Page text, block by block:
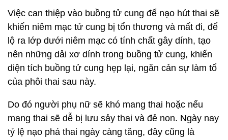
Việc can thiệp vào buồng tử cung để nạo hút thai sẽ
khiến niêm mạc tử cung bị tổn thương và mất đi, để
lộ ra lớp dưới niêm mạc có tính chất gây dính, tạo
nên những dải xơ dính trong buồng tử cung, khiến
diện tích buồng tử cung hẹp lại, ngăn cản sự làm tổ
của phôi thai sau này.
Do đó người phụ nữ sẽ khó mang thai hoặc nếu
mang thai sẽ dễ bị lưu sảy thai và đẻ non. Ngày nay
tỷ lệ nạo phá thai ngày càng tăng, đây cũng là